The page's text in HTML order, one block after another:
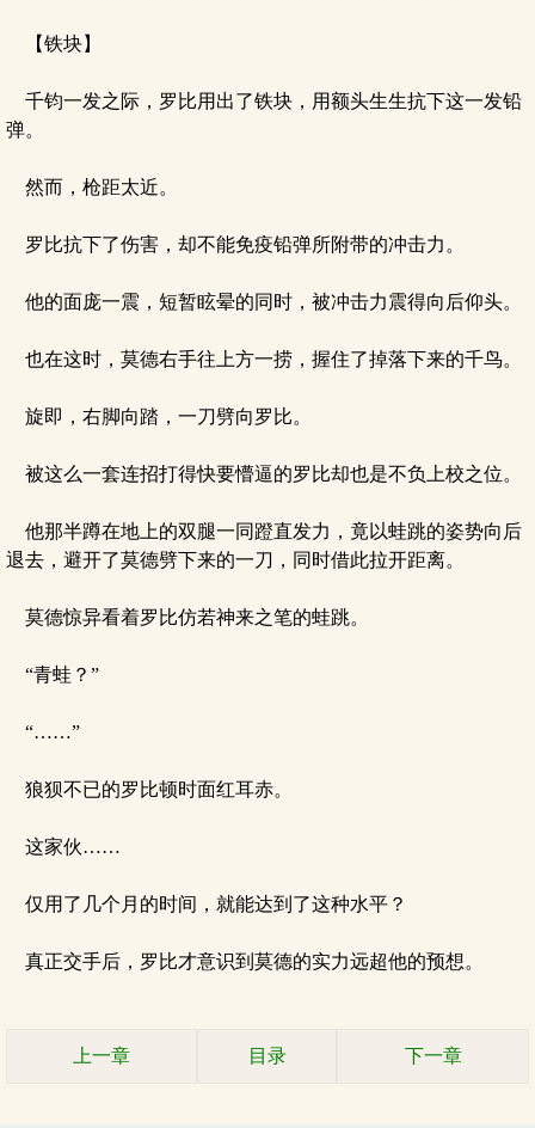
【铁块】
千钧一发之际，罗比用出了铁块，用额头生生抗下这一发铅
弹。
然而，枪距太近。
罗比抗下了伤害，却不能免疫铅弹所附带的冲击力。
他的面庞一震，短暂眩晕的同时，被冲击力震得向后仰头。
也在这时，莫德右手往上方一捞，握住了掉落下来的千鸟。
旋即，右脚向踏，一刀劈向罗比。
被这么一套连招打得快要懵逼的罗比却也是不负上校之位。
他那半蹲在地上的双腿一同蹬直发力，竟以蛙跳的姿势向后
退去，避开了莫德劈下来的一刀，同时借此拉开距离。
莫德惊异看着罗比仿若神来之笔的蛙跳。
“青蛙？”
“……”
狼狈不已的罗比顿时面红耳赤。
这家伙……
仅用了几个月的时间，就能达到了这种水平？
真正交手后，罗比才意识到莫德的实力远超他的预想。
上一章 目录 下一章